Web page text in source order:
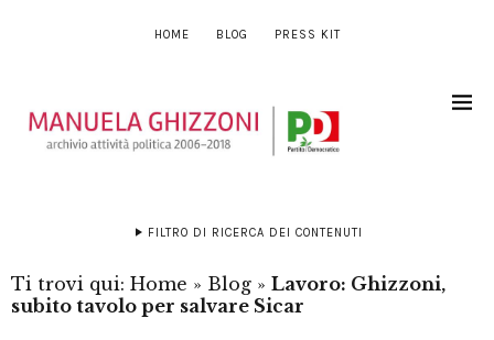
HOME BLOG PRESS KIT
FILTRO DI RICERCA DEI CONTENUTI
Ti trovi qui: Home » Blog » Lavoro: Ghizzoni,
subito tavolo per salvare Sicar